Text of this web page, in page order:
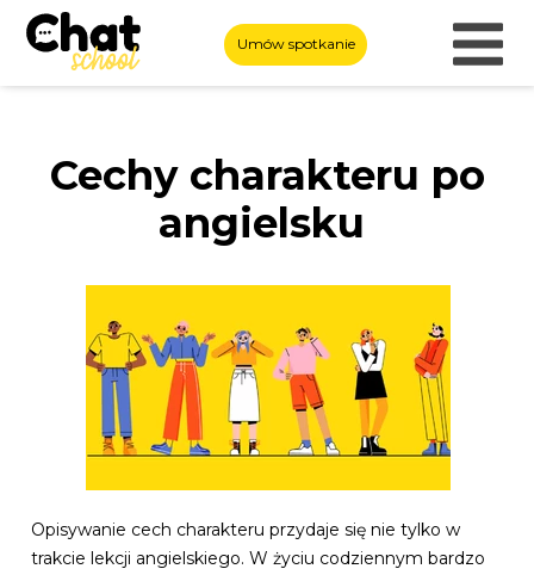
Umów spotkanie
Cechy charakteru po
angielsku
Opisywanie cech charakteru przydaje się nie tylko w
trakcie lekcji angielskiego. W życiu codziennym bardzo